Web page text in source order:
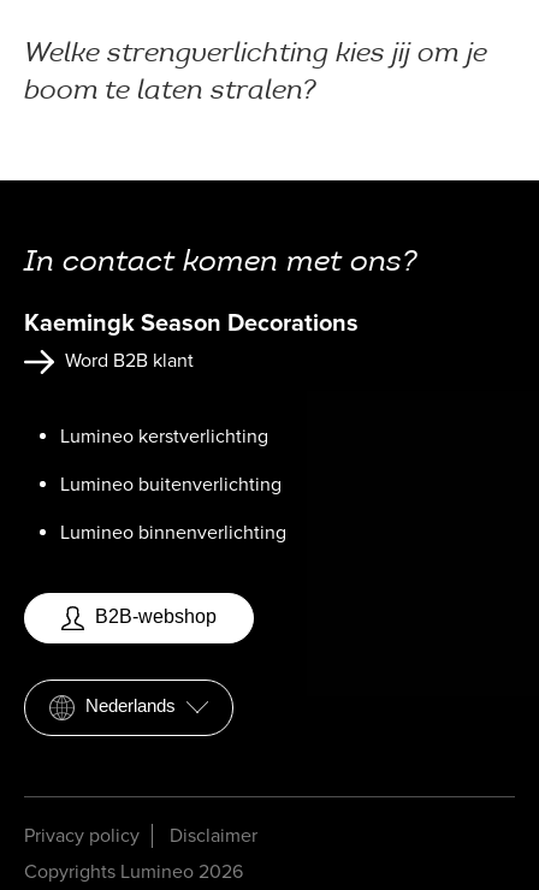
Welke strengverlichting kies jij om je
boom te laten stralen?
In contact komen met ons?
Kaemingk Season Decorations
Word B2B klant
Lumineo kerstverlichting
Lumineo buitenverlichting
Lumineo binnenverlichting
B2B-webshop
Nederlands
Privacy policy
Disclaimer
Copyrights Lumineo 2026